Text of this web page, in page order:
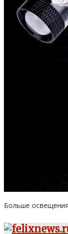
Больше